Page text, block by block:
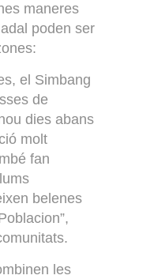
maneres
poden ser
el Simbang
de
dies abans
molt
fan
belenes
les